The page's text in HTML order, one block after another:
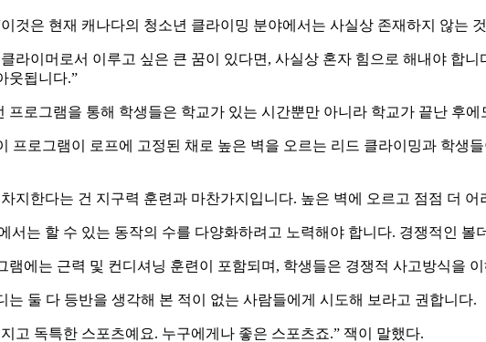
이것은 현재 캐나다의 청소년 클라이밍 분야에서는 사실상 존재하지 않는
라이머로서 이루고 싶은 큰 꿈이 있다면, 사실상 혼자 힘으로 해내야 합
웃됩니다.”
프로그램을 통해 학생들은 학교가 있는 시간뿐만 아니라 학교가 끝난 후
프로그램이 로프에 고정된 채로 높은 벽을 오르는 리드 클라이밍과 학생
지한다는 건 지구력 훈련과 마찬가지입니다. 높은 벽에 오르고 점점 더
서는 할 수 있는 동작의 수를 다양화하려고 노력해야 합니다. 경쟁적인
램에는 근력 및 컨디셔닝 훈련이 포함되며, 학생들은 경쟁적 사고방식을
는 둘 다 등반을 생각해 본 적이 없는 사람들에게 시도해 보라고 권합니다.
고 독특한 스포츠예요. 누구에게나 좋은 스포츠죠.” 잭이 말했다.